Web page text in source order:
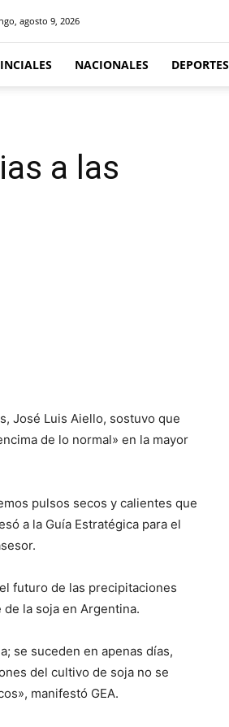
agosto 9, 2026
NACIONALES DEPORTES
a las
José Luis Aiello, sostuvo que
de lo normal» en la mayor
pulsos secos y calientes que
a la Guía Estratégica para el
futuro de las precipitaciones
la soja en Argentina.
se suceden en apenas días,
del cultivo de soja no se
manifestó GEA.